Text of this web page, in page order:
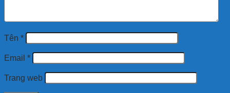
Tên *
Email *
Trang web